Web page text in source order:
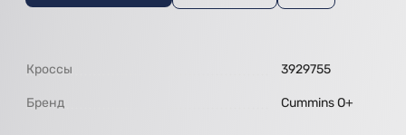
Кроссы 3929755
Бренд Cummins O+